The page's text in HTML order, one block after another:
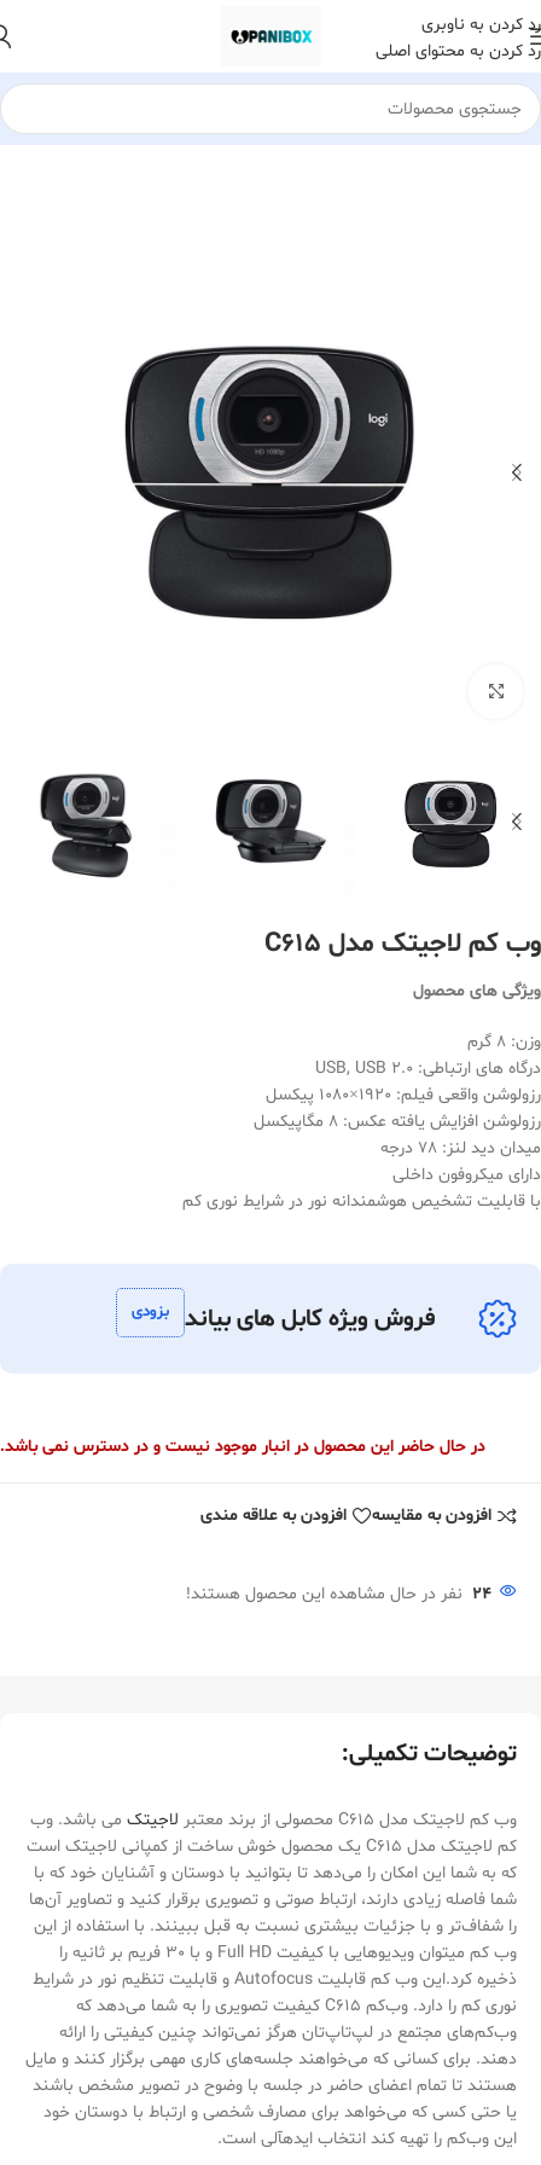
رد کردن به ناوبری
رد کردن به محتوای اصلی
خانه لوازم جانبی کامپیوتر وب کم
وب کم لاجیتک مدل C615
ویژگی های محصول
وزن: 8 گرم
درگاه های ارتباطی: USB, USB 2.0
رزولوشن واقعی فیلم: 1920×1080 پیکسل
رزولوشن افزایش یافته عکس: 8 مگاپیکسل
میدان دید لنز: 78 درجه
دارای میکروفون داخلی
با قابلیت تشخیص هوشمندانه نور در شرایط نوری کم
فروش ویژه کابل های بیاند بزودی
در حال حاضر این محصول در انبار موجود نیست و در دسترس نمی باشد.
افزودن به مقایسه افزودن به علاقه مندی
24 نفر در حال مشاهده این محصول هستند!
توضیحات تکمیلی:
وب کم لاجیتک مدل C615 محصولی از برند معتبر لاجیتک می باشد. وب
کم لاجیتک مدل C615 یک محصول خوش ساخت از کمپانی لاجیتک است
که به شما این امکان را می‌دهد تا بتوانید با دوستان و آشنایان خود که با
شما فاصله زیادی دارند، ارتباط صوتی و تصویری برقرار کنید و تصاویر آن‌ها
را شفاف‌تر و با جزئیات بیشتری نسبت به قبل ببینند. با استفاده از این
وب کم می‎توان ویدیوهایی با کیفیت Full HD و با 30 فریم بر ثانیه را
ذخیره کرد.این وب کم قابلیت Autofocus و قابلیت تنظیم نور در شرایط
نوری کم را دارد. وب‌کم C615 کیفیت تصویری را به شما می‌دهد که
وب‌کم‌های مجتمع در لپ‌تاپ‌تان هرگز نمی‌تواند چنین کیفیتی را ارائه
دهند. برای کسانی که می‌خواهند جلسه‌های کاری مهمی برگزار کنند و مایل
هستند تا تمام اعضای حاضر در جلسه با وضوح در تصویر مشخص باشند
یا حتی کسی که می‌خواهد برای مصارف شخصی و ارتباط با دوستان خود
این وب‌کم را تهیه کند انتخاب ایده‎آلی است.